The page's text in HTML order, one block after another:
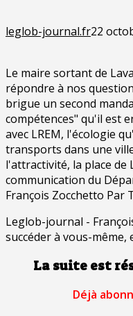
leglob-journal.fr22
Le maire sortant de
répondre à nos
brigue un second
compétences" qu'il est
avec LREM, l'écologie
transports dans une
l'attractivité, la place de
communication du
François Zocchetto Par
Leglob-journal -
succéder à vous-même,
La suite est
Déjà